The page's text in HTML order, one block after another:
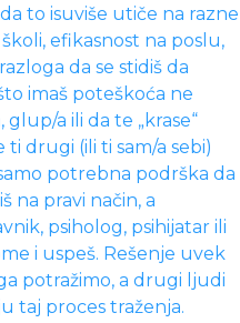
to isuviše utiče na razne
efikasnost na poslu,
da se stidiš da
imaš poteškoća ne
glup/a ili da te „krase“
drugi (ili ti sam/a sebi)
potrebna podrška da
na pravi način, a
psiholog, psihijatar ili
i uspeš. Rešenje uvek
potražimo, a drugi ljudi
taj proces traženja.